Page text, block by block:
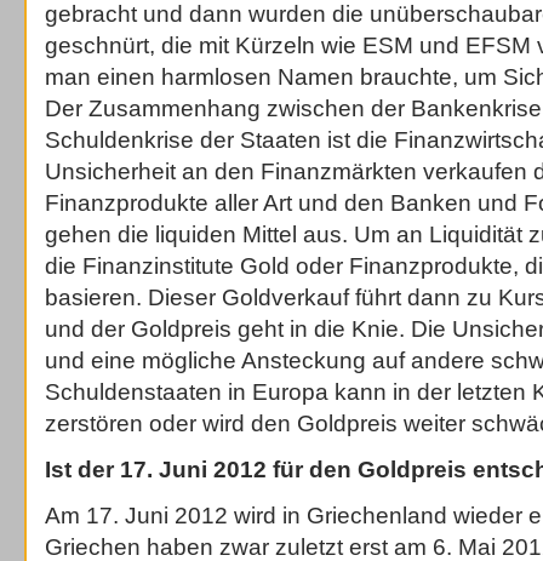
gebracht und dann wurden die
geschnürt, die mit Kürzeln wie ESM und EFSM
man einen harmlosen Namen brauchte, um
Der Zusammenhang zwischen der
Schuldenkrise der Staaten ist die
Unsicherheit an den Finanzmärkten verkaufen
Finanzprodukte aller Art und den Banken und
gehen die liquiden Mittel aus. Um an Liquidität
die Finanzinstitute Gold oder Finanzprodukte,
basieren. Dieser Goldverkauf führt dann zu
und der Goldpreis geht in die Knie. Die
und eine mögliche Ansteckung auf andere
Schuldenstaaten in Europa kann in der letzten
zerstören oder wird den Goldpreis weiter
Ist der 17. Juni 2012 für den Goldpreis
Am 17. Juni 2012 wird in Griechenland wieder
Griechen haben zwar zuletzt erst am 6. Mai